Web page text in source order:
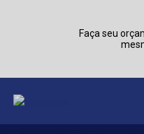
Faça seu